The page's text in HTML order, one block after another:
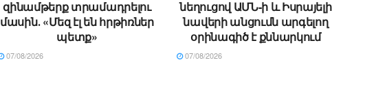
զինամթերք տրամադրելու
մասին․ «Մեզ էլ են հրթիռներ
պետք»
07/08/2026
նեղուցով ԱՄՆ-ի և Իսրայելի
նավերի անցումն արգելող
օրինագիծ է քննարկում
07/08/2026